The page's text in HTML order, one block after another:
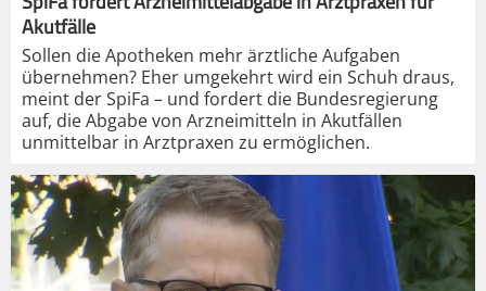
Akutfälle
Sollen die Apotheken mehr ärztliche Aufgaben
übernehmen? Eher umgekehrt wird ein Schuh draus,
meint der SpiFa – und fordert die Bundesregierung
auf, die Abgabe von Arzneimitteln in Akutfällen
unmittelbar in Arztpraxen zu ermöglichen.